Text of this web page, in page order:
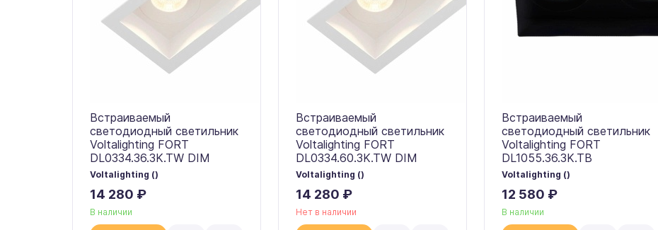
Встраиваемый
светодиодный светильник
Voltalighting FORT
DL0334.36.3K.TW DIM
Voltalighting ()
14 280 ₽
В наличии
Встраиваемый
светодиодный светильник
Voltalighting FORT
DL0334.60.3K.TW DIM
Voltalighting ()
14 280 ₽
Нет в наличии
Встраиваемый
светодиодный светильник
Voltalighting FORT
DL1055.36.3K.TB
Voltalighting ()
12 580 ₽
В наличии